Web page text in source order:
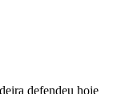
defendeu hoje